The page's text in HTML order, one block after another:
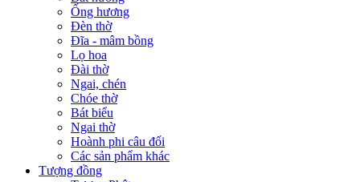
Ống hương
Đèn thờ
Đĩa - mâm bồng
Lọ hoa
Đài thờ
Ngai, chén
Chóe thờ
Bát biểu
Ngai thờ
Hoành phi câu đối
Các sản phẩm khác
Tượng đồng